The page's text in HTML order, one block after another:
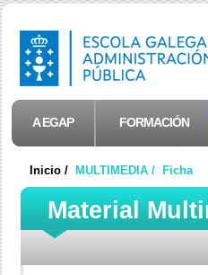
A EGAP FORMACIÓN
Inicio / MULTIMEDIA / Ficha
Material